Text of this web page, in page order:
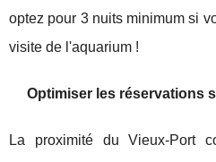
optez pour 3 nuits minimum si
visite de l'aquarium !
Optimiser les réservations
La proximité du Vieux-Port